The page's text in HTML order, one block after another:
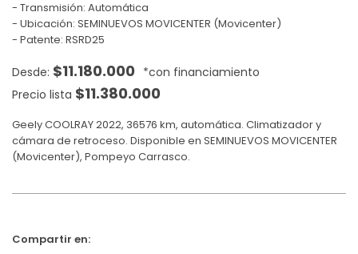
Transmisión: Automática
Ubicación: SEMINUEVOS MOVICENTER (Movicenter)
Patente: RSRD25
$11.180.000
Precio lista $11.380.000
Geely COOLRAY 2022, 36576 km, automática. Climatizador y
cámara de retroceso. Disponible en SEMINUEVOS MOVICENTER
(Movicenter), Pompeyo Carrasco.
Compartir en: